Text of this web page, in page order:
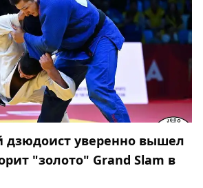
дзюдоист уверенно вышел
"золото" Grand Slam в